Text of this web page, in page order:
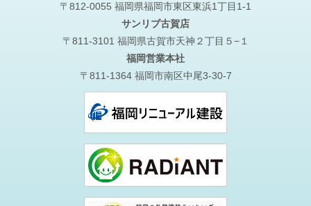
〒812-0055 福岡県福岡市東区東浜1丁目1-1
サンリブ古賀店
〒811-3101 福岡県古賀市天神２丁目５−１
福岡営業本社
〒811-1364 福岡市南区中尾3-30-7